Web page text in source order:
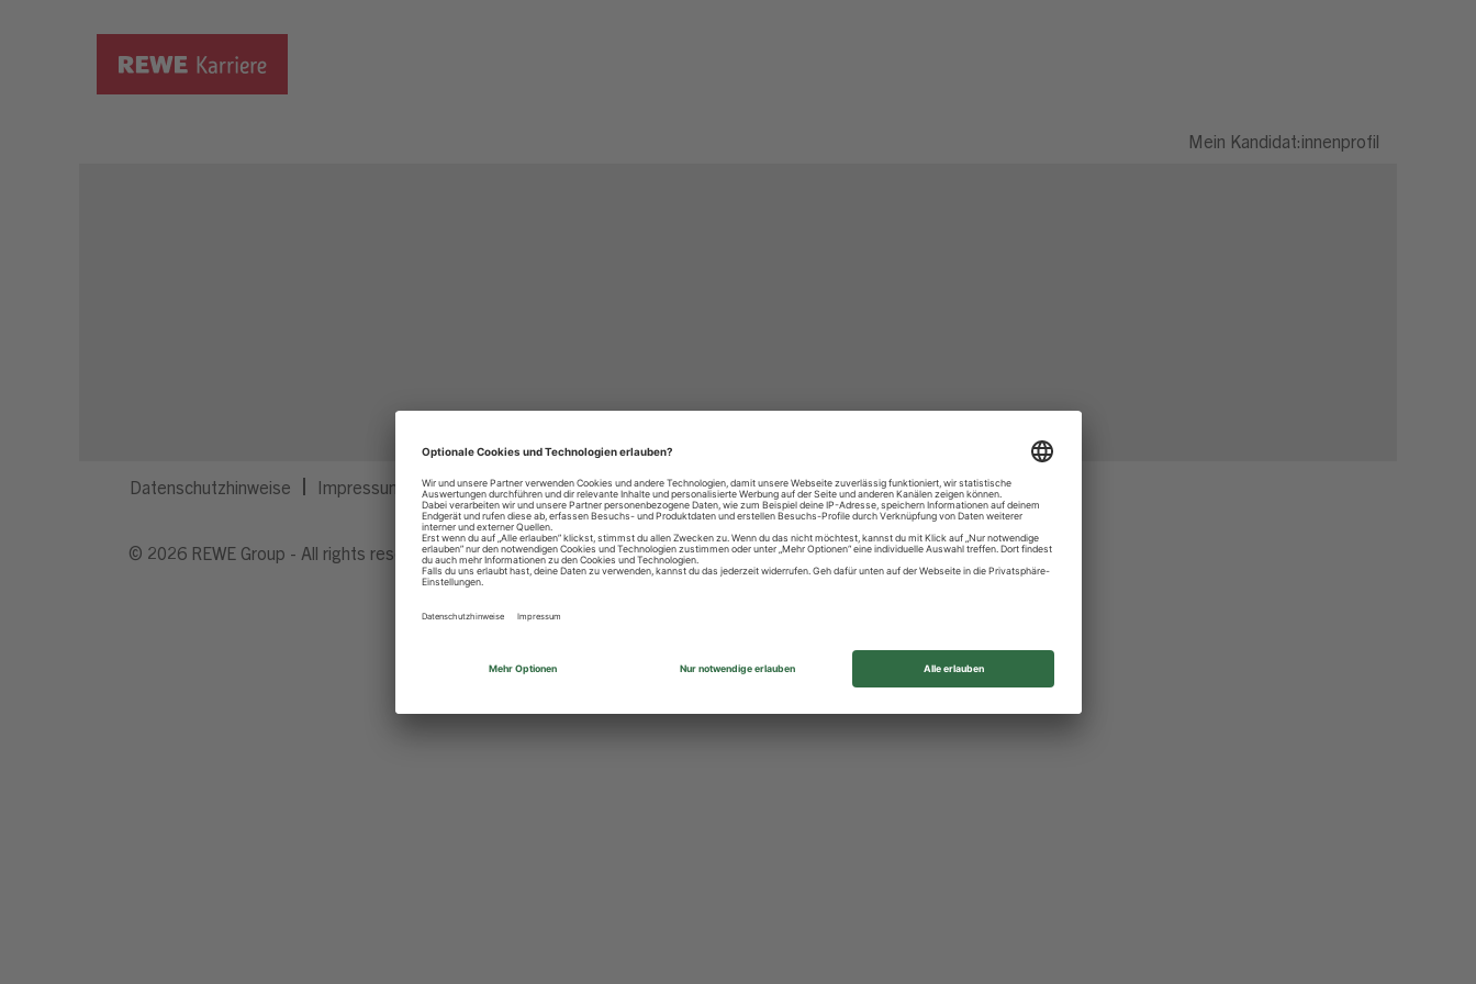
Mein Kandidat:innenprofil
Datenschutzhinweise Impressum Privatsphäre-Einstellungen
© 2026 REWE Group - All rights reserved